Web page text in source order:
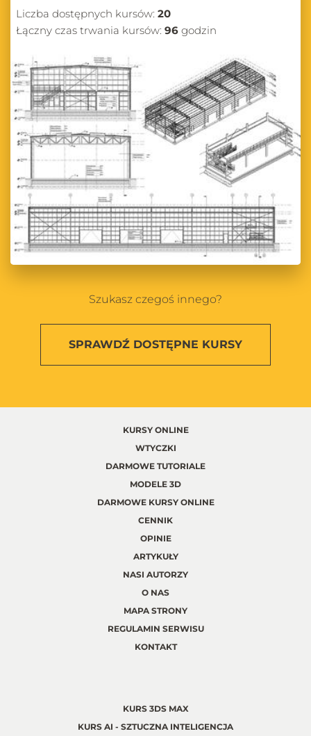
Liczba dostępnych kursów: 20
Łączny czas trwania kursów: 96 godzin
Szukasz czegoś innego?
SPRAWDŹ DOSTĘPNE KURSY
KURSY ONLINE
WTYCZKI
DARMOWE TUTORIALE
MODELE 3D
DARMOWE KURSY ONLINE
CENNIK
OPINIE
ARTYKUŁY
NASI AUTORZY
O NAS
MAPA STRONY
REGULAMIN SERWISU
KONTAKT
KURS 3DS MAX
KURS AI - SZTUCZNA INTELIGENCJA